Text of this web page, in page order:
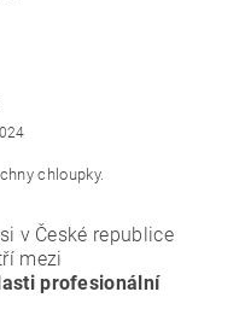
zásadami ochrany
chloupky.
v České republice
mezi
profesionální